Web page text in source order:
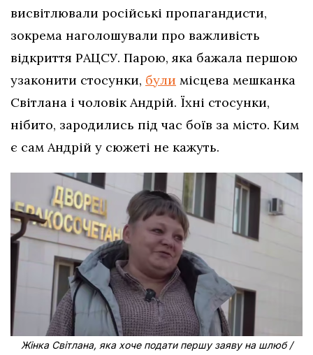
висвітлювали російські пропагандисти,
зокрема наголошували про важливість
відкриття РАЦСУ. Парою, яка бажала першою
узаконити стосунки, були місцева мешканка
Світлана і чоловік Андрій. Їхні стосунки,
нібито, зародились під час боїв за місто. Ким
є сам Андрій у сюжеті не кажуть.
Жінка Світлана, яка хоче подати першу заяву на шлюб /